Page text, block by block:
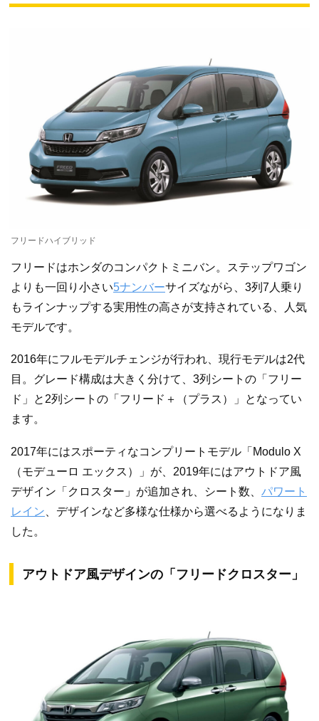
フリードハイブリッド
フリードはホンダのコンパクトミニバン。ステップワゴン
よりも一回り小さい5ナンバーサイズながら、3列7人乗り
もラインナップする実用性の高さが支持されている、人気
モデルです。
2016年にフルモデルチェンジが行われ、現行モデルは2代
目。グレード構成は大きく分けて、3列シートの「フリー
ド」と2列シートの「フリード＋（プラス）」となってい
ます。
2017年にはスポーティなコンプリートモデル「Modulo X
（モデューロ エックス）」が、2019年にはアウトドア風
デザイン「クロスター」が追加され、シート数、 パワート
レイン 、デザインなど多様な仕様から選べるようになりま
した。
アウトドア風デザインの「フリードクロスター」